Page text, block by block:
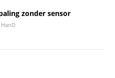
zonder sensor
HanD